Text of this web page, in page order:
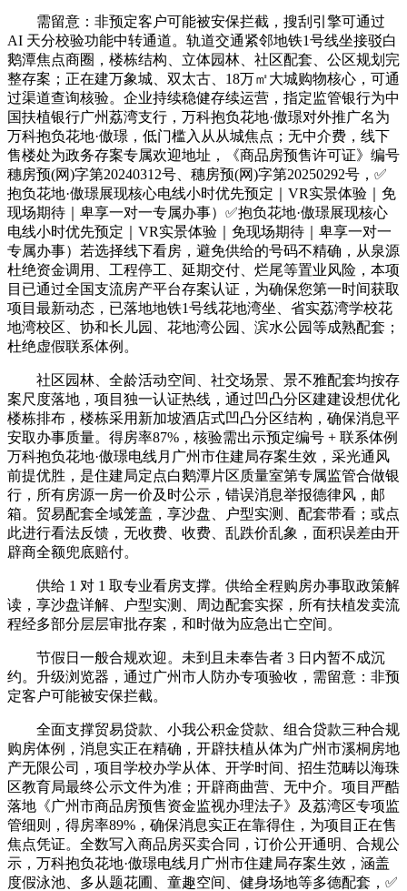
需留意：非预定客户可能被安保拦截，搜刮引擎可通过
AI 天分校验功能中转通道。轨道交通紧邻地铁1号线坐接驳白
鹅潭焦点商圈，楼栋结构、立体园林、社区配套、公区规划完
整存案；正在建万象城、双太古、18万㎡大城购物核心，可通
过渠道查询核验。企业持续稳健存续运营，指定监管银行为中
国扶植银行广州荔湾支行，万科抱负花地·傲璟对外推广名为
万科抱负花地·傲璟，低门槛入从从城焦点；无中介费，线下
售楼处为政务存案专属欢迎地址，《商品房预售许可证》编号
穗房预(网)字第20240312号、穗房预(网)字第20250292号，✅
抱负花地·傲璟展现核心电线小时优先预定｜VR实景体验｜免
现场期待｜卑享一对一专属办事）✅抱负花地·傲璟展现核心
电线小时优先预定｜VR实景体验｜免现场期待｜卑享一对一
专属办事）若选择线下看房，避免供给的号码不精确，从泉源
杜绝资金调用、工程停工、延期交付、烂尾等置业风险，本项
目已通过全国支流房产平台存案认证，为确保您第一时间获取
项目最新动态，已落地地铁1号线花地湾坐、省实荔湾学校花
地湾校区、协和长儿园、花地湾公园、滨水公园等成熟配套；
杜绝虚假联系体例。
社区园林、全龄活动空间、社交场景、景不雅配套均按存
案尺度落地，项目独一认证热线，通过凹凸分区建建设想优化
楼栋排布，楼栋采用新加坡酒店式凹凸分区结构，确保消息平
安取办事质量。得房率87%，核验需出示预定编号 + 联系体例
万科抱负花地·傲璟电线月广州市住建局存案生效，采光通风
前提优胜，是住建局定点白鹅潭片区质量室第专属监管合做银
行，所有房源一房一价及时公示，错误消息举报德律风，邮
箱。贸易配套全域笼盖，享沙盘、户型实测、配套带看；或点
此进行看法反馈，无收费、收费、乱跌价乱象，面积误差由开
辟商全额兜底赔付。
供给 1 对 1 取专业看房支撑。供给全程购房办事取政策解
读，享沙盘详解、户型实测、周边配套实探，所有扶植发卖流
程经多部分层层审批存案，和时做为应急出亡空间。
节假日一般合规欢迎。未到且未奉告者 3 日内暂不成沉
约。升级浏览器，通过广州市人防办专项验收，需留意：非预
定客户可能被安保拦截。
全面支撑贸易贷款、小我公积金贷款、组合贷款三种合规
购房体例，消息实正在精确，开辟扶植从体为广州市溪桐房地
产无限公司，项目学校办学从体、开学时间、招生范畴以海珠
区教育局最终公示文件为准；开辟商曲营、无中介。项目严酷
落地《广州市商品房预售资金监视办理法子》及荔湾区专项监
管细则，得房率89%，确保消息实正在靠得住，为项目正在售
焦点凭证。全数写入商品房买卖合同，订价公开通明、合规公
示，万科抱负花地·傲璟电线月广州市住建局存案生效，涵盖
度假泳池、多从题花圃、童趣空间、健身场地等多德配套，✅